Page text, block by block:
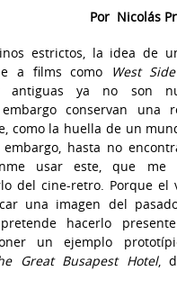
Por Nicolás
estrictos, la idea de
a films como
West
ya no son
conservan una
como la huella de un
hasta no
usar este, que me
del cine-retro. Porque el
una imagen del
hacerlo
un ejemplo
Great Busapest Hotel,